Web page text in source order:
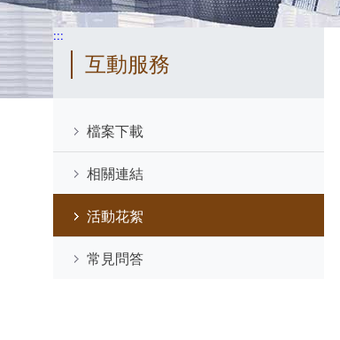
:::
互動服務
檔案下載
相關連結
活動花絮
常見問答